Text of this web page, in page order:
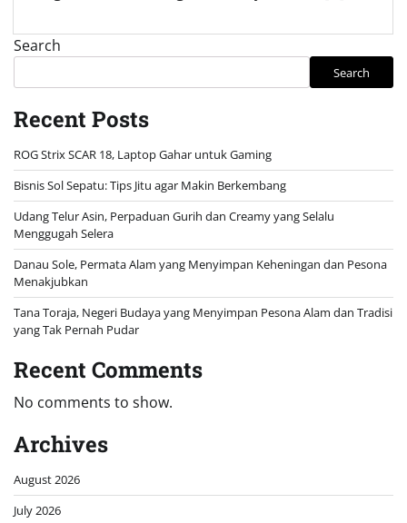
Search
Search
Recent Posts
ROG Strix SCAR 18, Laptop Gahar untuk Gaming
Bisnis Sol Sepatu: Tips Jitu agar Makin Berkembang
Udang Telur Asin, Perpaduan Gurih dan Creamy yang Selalu
Menggugah Selera
Danau Sole, Permata Alam yang Menyimpan Keheningan dan Pesona
Menakjubkan
Tana Toraja, Negeri Budaya yang Menyimpan Pesona Alam dan Tradisi
yang Tak Pernah Pudar
Recent Comments
No comments to show.
Archives
August 2026
July 2026